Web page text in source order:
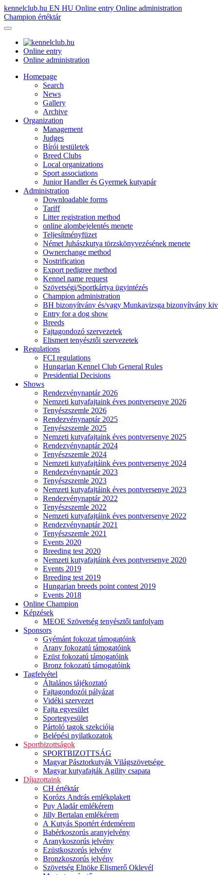
kennelclub.hu EN HU Online entry Online administration
Champion értéktár
Online entry
Online administration
Homepage
Search
News
Gallery
Archive
Organization
Management
Judges
Bírói testületek
Breed Clubs
Local organizations
Sport associations
Junior Handler és Gyermek kutyapár
Administration
Downloadable forms
Tariff
Litter registration method
online alombejelentés menete
Teljesítményfüzet
Német Juhászkutya törzskönyvezésének menete
Ownerchange method
Nostrification
Export pedigree method
Kennel name request
Szövetségi/Sportkártya ügyintézés
Champion administration
BH bizonyítvány és/vagy Munkavizsga bizonyítvány
Entry for a dog show
Breeds
Fajtagondozó szervezetek
Elismert tenyésztői szervezetek
Regulations
FCI regulations
Hungarian Kennel Club General Rules
Presidential Decisions
Shows
Rendezvénynaptár 2026
Nemzeti kutyafajtaink éves pontversenye 2026
Tenyészszemle 2026
Rendezvénynaptár 2025
Tenyészszemle 2025
Nemzeti kutyafajtaink éves pontversenye 2025
Rendezvénynaptár 2024
Tenyészszemle 2024
Nemzeti kutyafajtáink éves pontversenye 2024
Rendezvénynaptár 2023
Tenyészszemle 2023
Nemzeti kutyafajtáink éves pontversenye 2023
Rendezvénynaptár 2022
Tenyészszemle 2022
Nemzeti kutyafajtáink éves pontversenye 2022
Rendezvénynaptár 2021
Tenyészszemle 2021
Events 2020
Breeding test 2020
Nemzeti kutyafajtáink éves pontversenye 2020
Events 2019
Breeding test 2019
Hungarian breeds point contest 2019
Events 2018
Online Champion
Képzések
MEOE Szövetség tenyésztői tanfolyam
Sponsors
Gyémánt fokozat támogatóink
Arany fokozatú támogatóink
Ezüst fokozatú támogatóink
Bronz fokozatú támogatóink
Tagfelvétel
Általános tájékoztató
Fajtagondozói pályázat
Vidéki szervezet
Fajta egyesület
Sportegyesület
Pártoló tagok szekciója
Belépési nyilatkozatok
Sportbizottságok
SPORTBIZOTTSÁG
Magyar Pásztorkutyák Világszövetsége
Magyar kutyafajták Agility csapata
Díjazottaink
CH értéktár
Korózs András emlékplakett
Puy Aladár emlékérem
Jilly Bertalan emlékérem
A Kutyás Sportért érdemérem
Babérkoszorús aranyjelvény
Aranykoszorús jelvény
Ezüstkoszorús jelvény
Bronzkoszorús jelvény
Szövetség Elnöke Elismerő Oklevél